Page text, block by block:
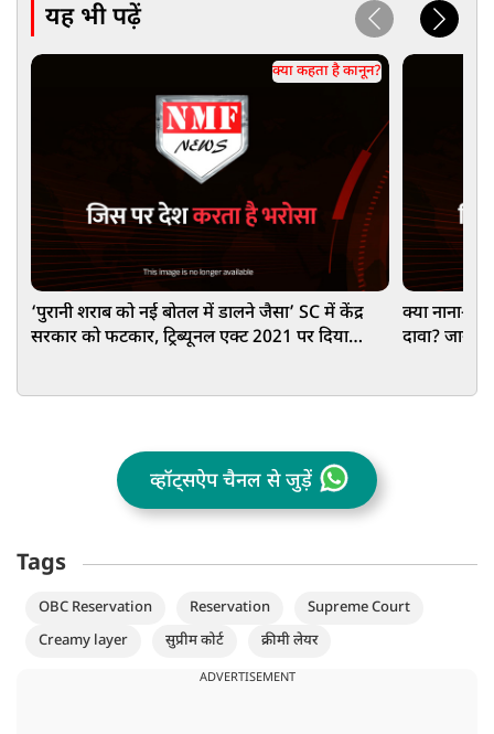
यह भी पढ़ें
क्या कहता है कानून?
‘पुरानी शराब को नई बोतल में डालने जैसा’ SC में केंद्र
सरकार को फटकार, ट्रिब्यूनल एक्ट 2021 पर दिया
क्या
दावा? जानें
व्हॉट्सऐप चैनल से जुड़ें
Tags
OBC Reservation Reservation
Supreme Court
Creamy layer
सुप्रीम कोर्ट क्रीमी लेयर
ADVERTISEMENT